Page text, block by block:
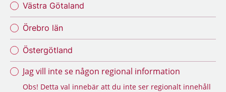
Västra Götaland
Örebro län
Östergötland
Jag vill inte se någon regional information
Obs! Detta val innebär att du inte ser regionalt innehåll